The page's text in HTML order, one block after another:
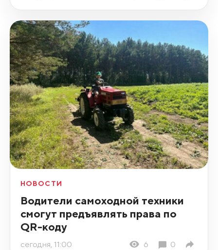
НОВОСТИ
Водители самоходной техники
смогут предъявлять права по
QR-коду
сегодня, 11:00 6 0